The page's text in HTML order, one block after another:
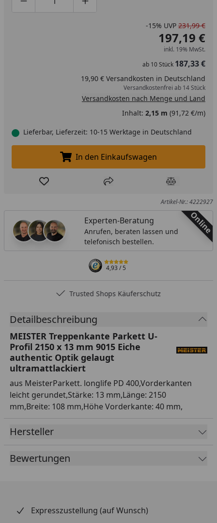
Produktmenge um eins verringern
Produktmenge manuell eingeben
Produktmenge um eins erhöhen
-15% UVP 231,99 €
197,19 €
inkl. 19% MwSt.
ab 10Stück 187,33 €
19,90 € Versandkosten in Deutschland
Versandkostenfrei ab 14 Stück
Versandkosten nach Menge und Land
Inhalt: 2,15 m (91,72 €/m)
Lieferbar, Lieferzeit: 10-15 Werktage in Deutschland
In den Einkaufswagen legen
In den Einkaufswagen
Produkt zur Wunschliste hinzufügen
Teilen Produkt
Artikel-Nr.: 4222927
Online
Experten-Beratung
Anrufen, beraten lassen und
telefonisch bestellen.
4,93/ 5
Trusted Shops Käuferschutz
Detailbeschreibung
MEISTER Treppenkante Parkett U-
Profil 2150 x 13 mm 9015 Eiche
authentic Optik gelaugt
ultramattlackiert
aus MeisterParkett. longlife PD 400,Vorderkanten
leicht gerundet,Stärke: 13 mm,Länge: 2150
mm,Breite: 108 mm,Höhe Vorderkante: 40 mm,
Hersteller
Bewertungen
Expresszustellung (auf Wunsch)